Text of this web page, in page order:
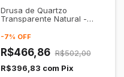
Drusa de Quartzo
Transparente Natural -
-7% OFF
R$466,86 R$502,00
R$396,83 com Pix